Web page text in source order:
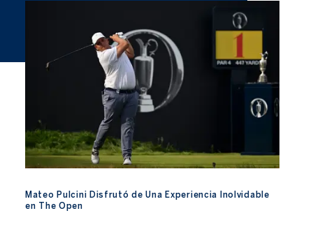
Mateo Pulcini Disfrutó de Una Experiencia Inolvidable
en The Open